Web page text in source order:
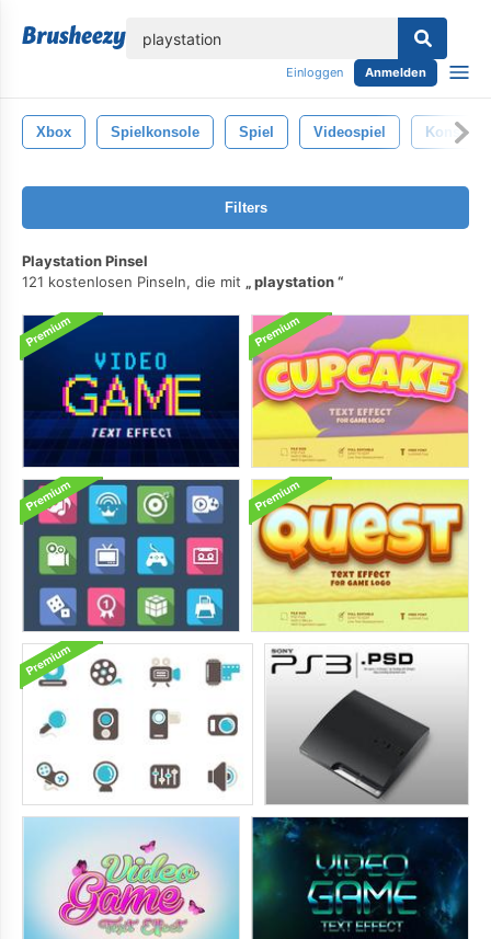
Einloggen Anmelden
Xbox Spielkonsole Spiel Videospiel Konsole
Filters
Playstation Pinsel
121 kostenlosen Pinseln, die mit
playstation